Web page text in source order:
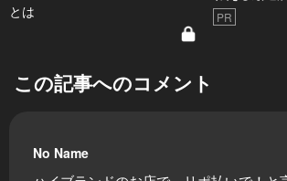
とは
PR
この記事へのコメント
No Name